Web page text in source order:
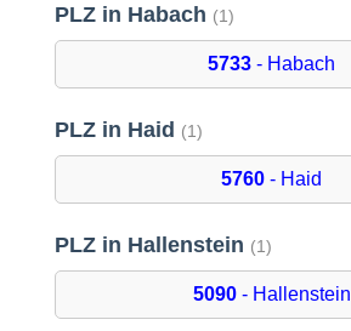
PLZ in Habach (1)
5733 - Habach
PLZ in Haid (1)
5760 - Haid
PLZ in Hallenstein (1)
5090- Hallenstein